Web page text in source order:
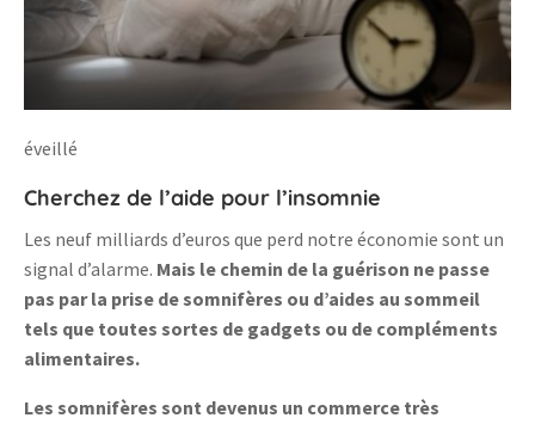
éveillé
Cherchez de l’aide pour l’insomnie
Les neuf milliards d’euros que perd notre économie sont un
signal d’alarme. Mais le chemin de la guérison ne passe
pas par la prise de somnifères ou d’aides au sommeil
tels que toutes sortes de gadgets ou de compléments
alimentaires.
Les somnifères sont devenus un commerce très